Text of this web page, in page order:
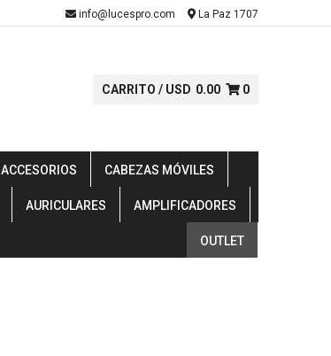
info@lucespro.com La Paz 1707
CARRITO / USD 0.00 0
ACCESORIOS CABEZAS MÓVILES
AURICULARES AMPLIFICADORES
OUTLET